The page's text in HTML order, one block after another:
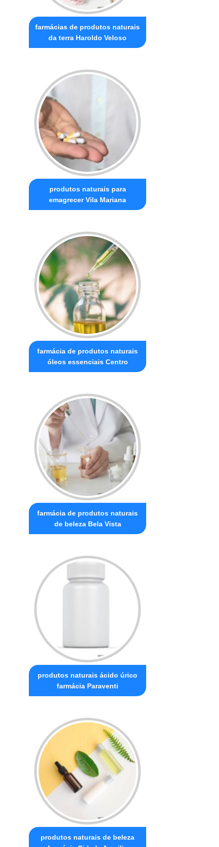
farmácias de produtos naturais
da terra Haroldo Veloso
produtos naturais para
emagrecer Vila Mariana
farmácia de produtos naturais
óleos essenciais Centro
farmácia de produtos naturais
de beleza Bela Vista
produtos naturais ácido úrico
farmácia Paraventi
produtos naturais de beleza